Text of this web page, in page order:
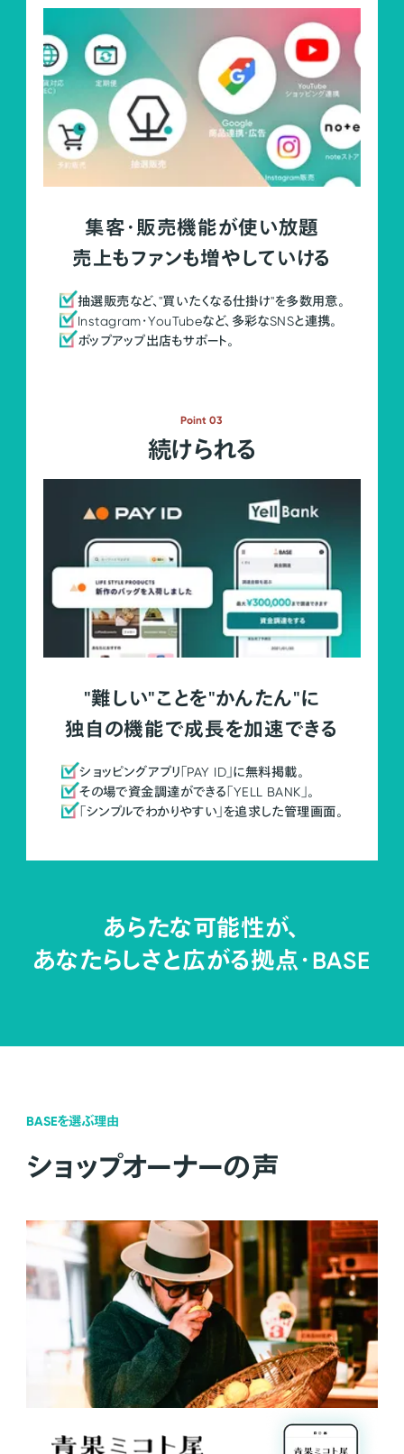
集客・販売機能が使い放題
売上もファンも増やしていける
抽選販売など、"買いたくなる仕掛け"を多数用意。
Instagram・YouTubeなど、多彩なSNSと連携。
ポップアップ出店もサポート。
Point 03
続けられる
"難しい"ことを"かんたん"に
独自の機能で成長を加速できる
ショッピングアプリ「PAY ID」に無料掲載。
その場で資金調達ができる「YELL BANK」。
「シンプルでわかりやすい」を追求した管理画面。
あらたな可能性が、
あなたらしさと広がる拠点・BASE
BASEを選ぶ理由
ショップオーナーの声